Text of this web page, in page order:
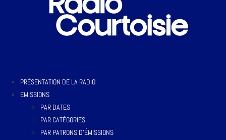
PRÉSENTATION DE LA RADIO
EMISSIONS
PAR DATES
PAR CATÉGORIES
PAR PATRONS D’ÉMISSIONS